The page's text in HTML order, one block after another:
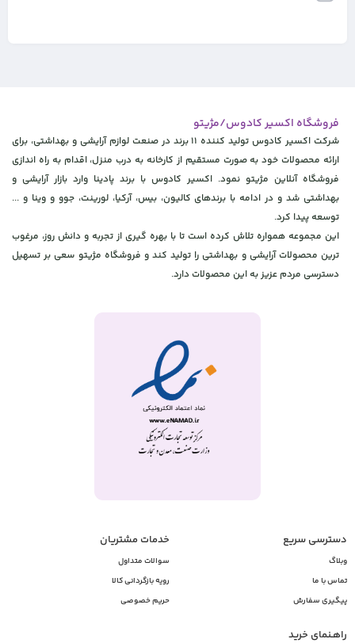
فروشگاه اکسیر کادوس/مژیتو
شرکت اکسیر کادوس تولید کننده 11 برند در صنعت لوازم آرایشی و بهداشتی، برای
ارائه محصولات خود به صورت مستقیم از کارخانه به درب منزل، اقدام به راه اندازی
فروشگاه آنلاین مژیتو نمود. اکسیر کادوس با برند پادینا وارد بازار آرایشی و
بهداشتی شد و در ادامه با برندهای کالیون، بیس، آرکیا، لورینت، جوو و وینا و ...
توسعه پیدا کرد.
این مجموعه همواره تلاش کرده است تا با بهره گیری از تجربه و دانش روز، مرغوب
ترین محصولات آرایشی و بهداشتی را تولید کند و فروشگاه مژیتو سعی بر تسهیل
دسترسی مردم عزیز به این محصولات دارد.
دسترسی سریع
وبلاگ
تماس با ما
پیگیری سفارش
خدمات مشتریان
سوالات متداول
رویه بازگردانی کالا
حریم خصوصی
راهـنمای خرید